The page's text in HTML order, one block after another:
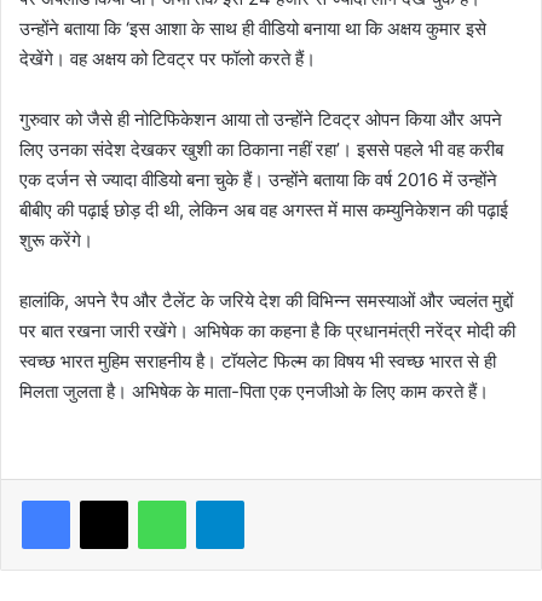
उन्होंने बताया कि ‘इस आशा के साथ ही वीडियो बनाया था कि अक्षय कुमार इसे
देखेंगे। वह अक्षय को टिवट्र पर फॉलो करते हैं।
गुरुवार को जैसे ही नोटिफिकेशन आया तो उन्होंने टिवट्र ओपन किया और अपने
लिए उनका संदेश देखकर खुशी का ठिकाना नहीं रहा’। इससे पहले भी वह करीब
एक दर्जन से ज्यादा वीडियो बना चुके हैं। उन्होंने बताया कि वर्ष 2016 में उन्होंने
बीबीए की पढ़ाई छोड़ दी थी, लेकिन अब वह अगस्त में मास कम्युनिकेशन की पढ़ाई
शुरू करेंगे।
हालांकि, अपने रैप और टैलेंट के जरिये देश की विभिन्न समस्याओं और ज्वलंत मुद्दों
पर बात रखना जारी रखेंगे। अभिषेक का कहना है कि प्रधानमंत्री नरेंद्र मोदी की
स्वच्छ भारत मुहिम सराहनीय है। टॉयलेट फिल्म का विषय भी स्वच्छ भारत से ही
मिलता जुलता है। अभिषेक के माता-पिता एक एनजीओ के लिए काम करते हैं।